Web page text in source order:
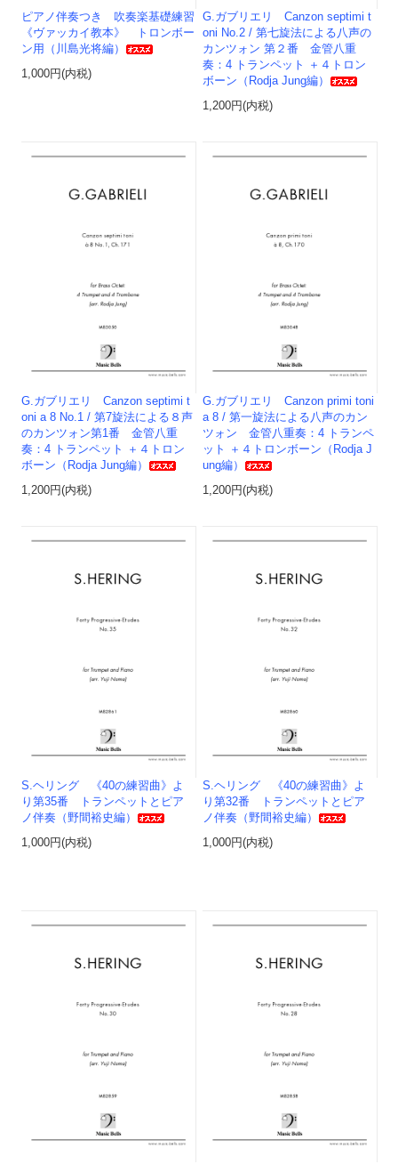
ピアノ伴奏つき 吹奏楽基礎練習
《ヴァッカイ教本》 トロンボー
ン用（川島光将編）
1,000円(内税)
G.ガブリエリ Canzon septimi t
oni No.2 / 第七旋法による八声の
カンツォン 第２番 金管八重
奏：4 トランペット ＋４トロン
ボーン（Rodja Jung編）
1,200円(内税)
G.ガブリエリ Canzon septimi t
oni a 8 No.1 / 第7旋法による８声
のカンツォン第1番 金管八重
奏：4 トランペット ＋４トロン
ボーン（Rodja Jung編）
1,200円(内税)
G.ガブリエリ Canzon primi toni
a 8 / 第一旋法による八声のカン
ツォン 金管八重奏：4 トランペ
ット ＋４トロンボーン（Rodja J
ung編）
1,200円(内税)
S.ヘリング 《40の練習曲》よ
り第35番 トランペットとピア
ノ伴奏（野間裕史編）
1,000円(内税)
S.ヘリング 《40の練習曲》よ
り第32番 トランペットとピア
ノ伴奏（野間裕史編）
1,000円(内税)